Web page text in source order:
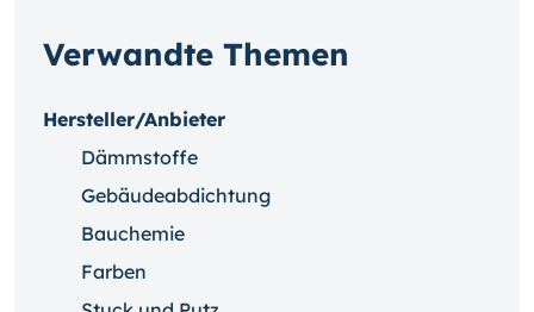
Verwandte Themen
Hersteller/Anbieter
Dämmstoffe
Gebäudeabdichtung
Bauchemie
Farben